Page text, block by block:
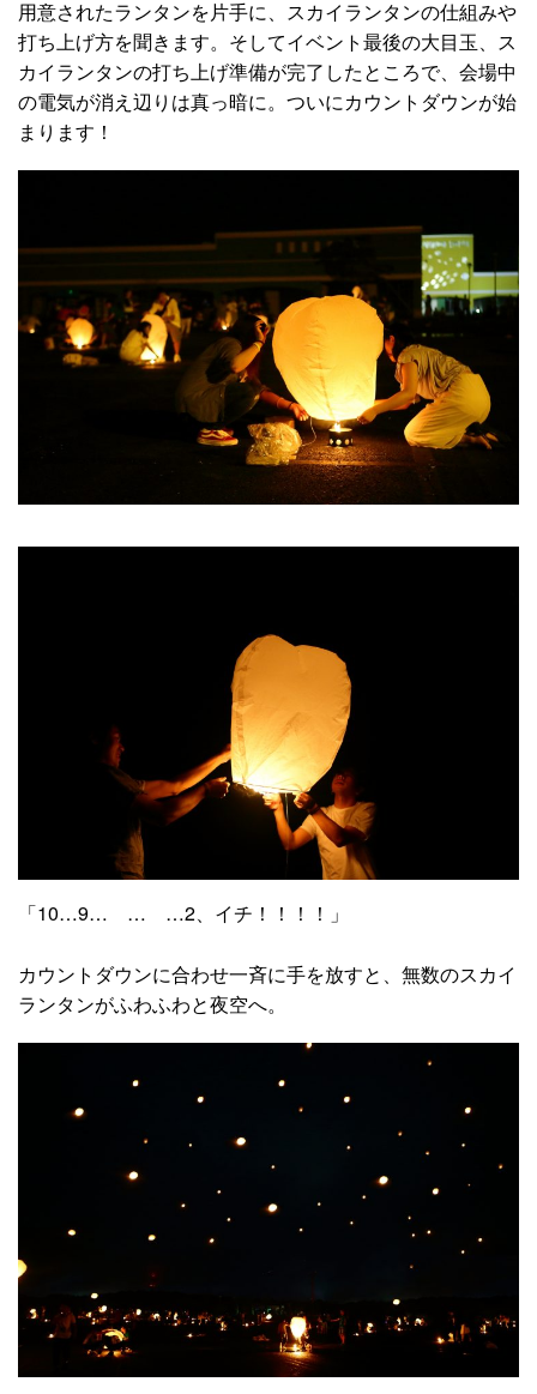
用意されたランタンを片手に、スカイランタンの仕組みや
打ち上げ方を聞きます。そしてイベント最後の大目玉、ス
カイランタンの打ち上げ準備が完了したところで、会場中
の電気が消え辺りは真っ暗に。ついにカウントダウンが始
まります！
「10…9… … …2、イチ！！！！」
カウントダウンに合わせ一斉に手を放すと、無数のスカイ
ランタンがふわふわと夜空へ。